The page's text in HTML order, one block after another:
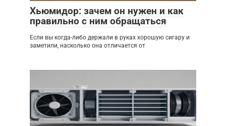
Хьюмидор: зачем он нужен и как
правильно с ним обращаться
Если вы когда-либо держали в руках хорошую сигару и
заметили, насколько она отличается от